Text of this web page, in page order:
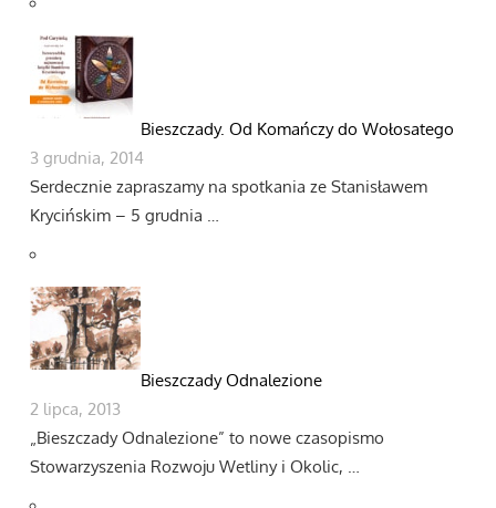
Bieszczady. Od Komańczy do Wołosatego
3 grudnia, 2014
Serdecznie zapraszamy na spotkania ze Stanisławem
Krycińskim – 5 grudnia …
Bieszczady Odnalezione
2 lipca, 2013
„Bieszczady Odnalezione” to nowe czasopismo
Stowarzyszenia Rozwoju Wetliny i Okolic, …